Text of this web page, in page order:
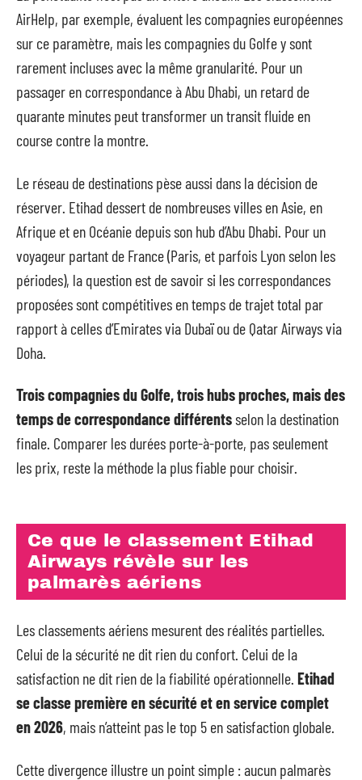
AirHelp, par exemple, évaluent les compagnies européennes
sur ce paramètre, mais les compagnies du Golfe y sont
rarement incluses avec la même granularité. Pour un
passager en correspondance à Abu Dhabi, un retard de
quarante minutes peut transformer un transit fluide en
course contre la montre.
Le réseau de destinations pèse aussi dans la décision de
réserver. Etihad dessert de nombreuses villes en Asie, en
Afrique et en Océanie depuis son hub d’Abu Dhabi. Pour un
voyageur partant de France (Paris, et parfois Lyon selon les
périodes), la question est de savoir si les correspondances
proposées sont compétitives en temps de trajet total par
rapport à celles d’Emirates via Dubaï ou de Qatar Airways via
Doha.
Trois compagnies du Golfe, trois hubs proches, mais des
temps de correspondance différentsselon la destination
finale. Comparer les durées porte-à-porte, pas seulement
les prix, reste la méthode la plus fiable pour choisir.
Ce que le classement Etihad
Airways révèle sur les
palmarès aériens
Les classements aériens mesurent des réalités partielles.
Celui de la sécurité ne dit rien du confort. Celui de la
satisfaction ne dit rien de la fiabilité opérationnelle. Etihad
se classe première en sécurité et en service complet
en 2026, mais n’atteint pas le top 5 en satisfaction globale.
Cette divergence illustre un point simple : aucun palmarès